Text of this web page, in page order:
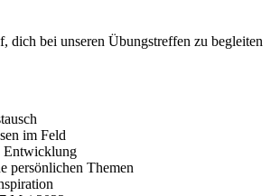
dich bei unseren Übungstreffen zu begleiten
im Feld
Entwicklung
persönlichen Themen